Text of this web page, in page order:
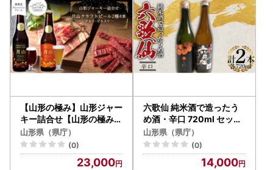
【山形の極み】山形ジャー
キー詰合せ【山形の極み】
月山クラフトビール2種4
本（アルト・ピルスナー）
地ビールセット F2Y-539
山形県（県庁）
(0)
23,000
六歌仙 純米酒で造ったう
め酒・辛口 720ml セット
F2Y-4260
山形県（県庁）
(0)
14,000